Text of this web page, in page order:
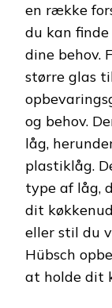
en række
du kan
dine behov.
større glas
og behov.
låg,
plastiklåg.
type af låg,
dit
eller stil du
Hübsch
at holde dit